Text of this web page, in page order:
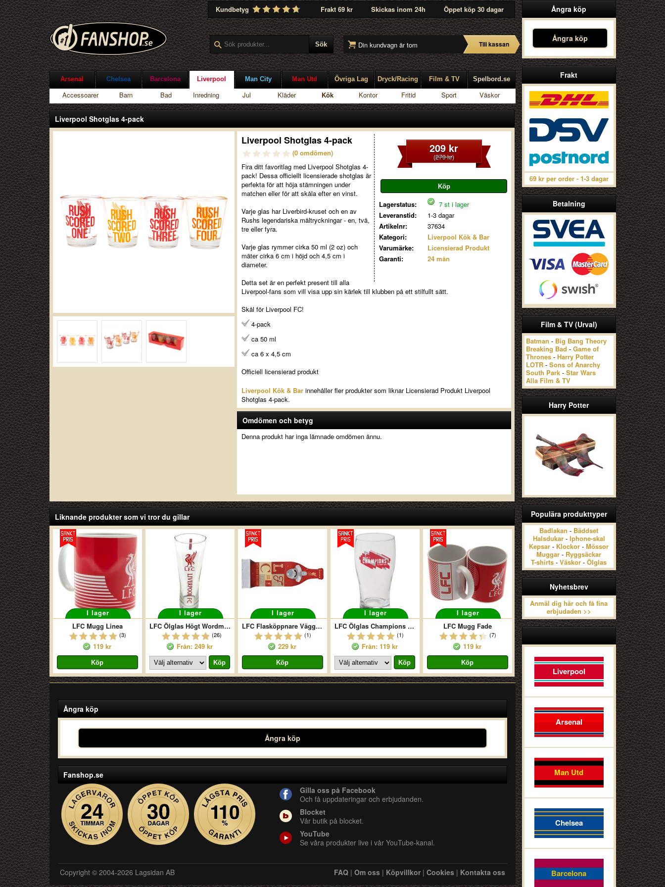
Kundbetyg Frakt 69 kr Skickas inom 24h Öppet köp 30 dagar
Din kundvagn är tom Till kassan
Arsenal Chelsea Barcelona Liverpool Man City Man Utd Övriga Lag Dryck/Racing Film & TV Spelbord.se
Accessoarer Barn Bad Inredning Jul Kläder Kök Kontor Fritid Sport Väskor
Ångra köp
Ångra köp
Frakt
69 kr per order - 1-3 dagar
Betalning
Film & TV (Urval)
Batman - Big Bang Theory
Breaking Bad - Game of
Thrones- Harry Potter
LOTR- Sons of Anarchy
South Park- Star Wars
Alla Film & TV
Harry Potter
Populära produkttyper
Badlakan - Bäddset
Halsdukar- Iphone-skal
Kepsar - Klockor - Mössor
Muggar - Ryggsäckar
T-shirts - Väskor - Ölglas
Nyhetsbrev
Anmäl dig här och få fina
erbjudaden >>
Liverpool
Arsenal
Man Utd
Chelsea
Barcelona
Liverpool Shotglas 4-pack
209 kr
(279 kr)
Lagerstatus:
7 st i lager
Leveranstid:
1-3 dagar
Artikelnr:
37634
Kategori:
Liverpool Kök & Bar
Varumärke:
Licensierad Produkt
Garanti:
24 mån
Liverpool Shotglas 4-pack
(0 omdömen)
Fira ditt favoritlag med Liverpool Shotglas 4-
pack! Dessa officiellt licensierade shotglas är
perfekta för att höja stämningen under
matchen eller för att skåla efter en vinst.
Varje glas har Liverbird-kruset och en av
Rushs legendariska måltryckningar - en, två,
tre eller fyra.
Varje glas rymmer cirka 50 ml (2 oz) och
mäter cirka 6 cm i höjd och 4,5 cm i
diameter.
Detta set är en perfekt present till alla
Liverpool-fans som vill visa upp sin kärlek till klubben på ett stilfullt sätt.
Skål för Liverpool FC!
4-pack
ca 50 ml
ca 6 x 4,5 cm
Officiell licensierad produkt
Liverpool Kök & Barinnehåller fler produkter som liknar Licensierad Produkt Liverpool
Shotglas 4-pack.
Omdömen och betyg
Denna produkt har inga lämnade omdömen ännu.
Liknande produkter som vi tror du gillar
I lager
LFC Mugg Linea
(3)
119 kr
I lager
LFC Ölglas Högt Wordmark
(26)
Från: 249 kr
I lager
LFC Flasköppnare Vägg Bottle
(1)
229 kr
I lager
LFC Ölglas Champions Of Europe
(1)
Från: 119 kr
I lager
LFC Mugg Fade
(7)
119 kr
Ångra köp
Ångra köp
Fanshop.se
Gilla oss på Facebook
Och få uppdateringar och erbjudanden.
Blocket
Vår butik på blocket.
YouTube
Se våra produkter live i vår YouTube-kanal.
Copyright © 2004-2026 Lagsidan AB FAQ| Om oss| Köpvillkor| Cookies| Kontakta oss